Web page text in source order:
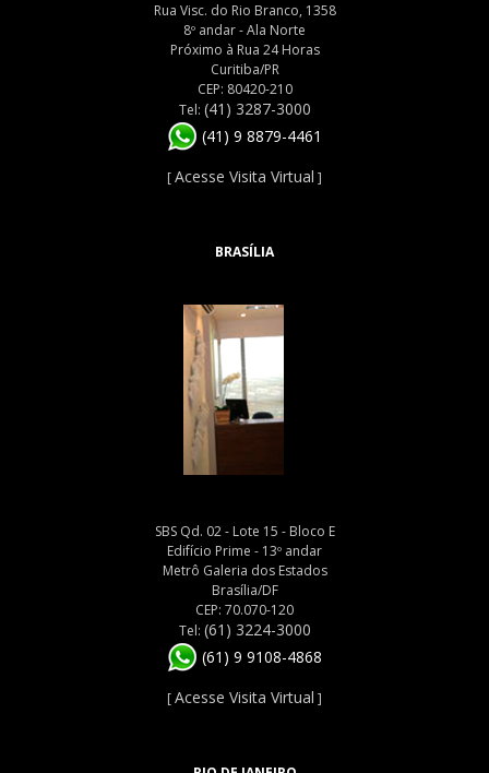
Rua Visc. do Rio Branco, 1358
8º andar - Ala Norte
Próximo à Rua 24 Horas
Curitiba/PR
CEP: 80420-210
Tel: (41) 3287-3000
(41) 9 8879-4461
[Acesse Visita Virtual ]
BRASÍLIA
SBS Qd. 02 - Lote 15 - Bloco E
Edifício Prime - 13º andar
Metrô Galeria dos Estados
Brasília/DF
CEP: 70.070-120
Tel: (61) 3224-3000
(61) 9 9108-4868
[Acesse Visita Virtual ]